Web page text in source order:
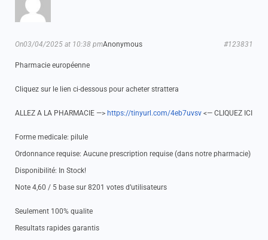
Anonymous
On03/04/2025 at 10:38 pm #123831
Pharmacie européenne
Cliquez sur le lien ci-dessous pour acheter strattera
ALLEZ A LA PHARMACIE —> https://tinyurl.com/4eb7uvsv <— CLIQUEZ ICI
Forme medicale: pilule
Ordonnance requise: Aucune prescription requise (dans notre pharmacie)
Disponibilité: In Stock!
Note 4,60 / 5 base sur 8201 votes d’utilisateurs
Seulement 100% qualite
Resultats rapides garantis